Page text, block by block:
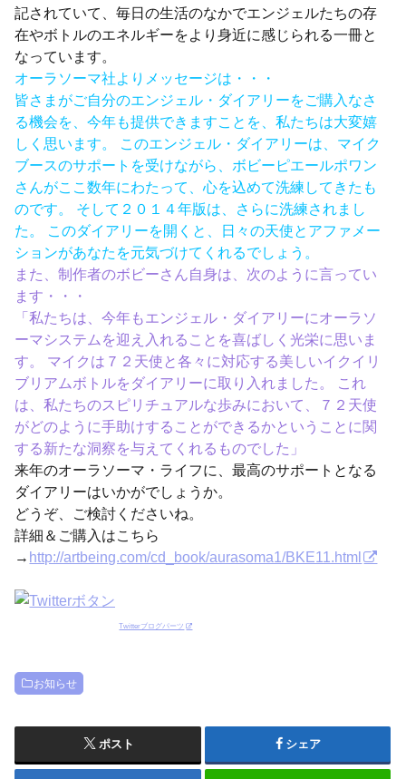
記されていて、毎日の生活のなかでエンジェルたちの存
在やボトルのエネルギーをより身近に感じられる一冊と
なっています。
オーラソーマ社よりメッセージは・・・
皆さまがご自分のエンジェル・ダイアリーをご購入なさ
る機会を、今年も提供できますことを、私たちは大変嬉
しく思います。 このエンジェル・ダイアリーは、マイク
ブースのサポートを受けながら、ボビーピエールポワン
さんがここ数年にわたって、心を込めて洗練してきたも
のです。 そして２０１４年版は、さらに洗練されまし
た。 このダイアリーを開くと、日々の天使とアファメー
ションがあなたを元気づけてくれるでしょう。
また、制作者のボビーさん自身は、次のように言ってい
ます・・・
「私たちは、今年もエンジェル・ダイアリーにオーラソ
ーマシステムを迎え入れることを喜ばしく光栄に思いま
す。 マイクは７２天使と各々に対応する美しいイクイリ
ブリアムボトルをダイアリーに取り入れました。 これ
は、私たちのスピリチュアルな歩みにおいて、７２天使
がどのように手助けすることができるかということに関
する新たな洞察を与えてくれるものでした」
来年のオーラソーマ・ライフに、最高のサポートとなる
ダイアリーはいかがでしょうか。
どうぞ、ご検討くださいね。
詳細＆ご購入はこちら
→ http://artbeing.com/cd_book/aurasoma1/BKE11.html
Twitterブログパーツ
お知らせ
ポスト シェア